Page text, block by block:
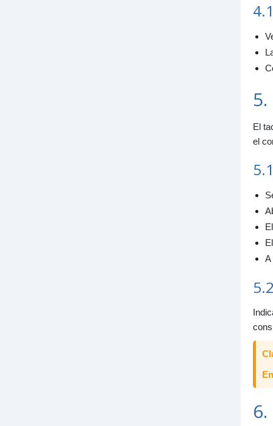
El
el
A